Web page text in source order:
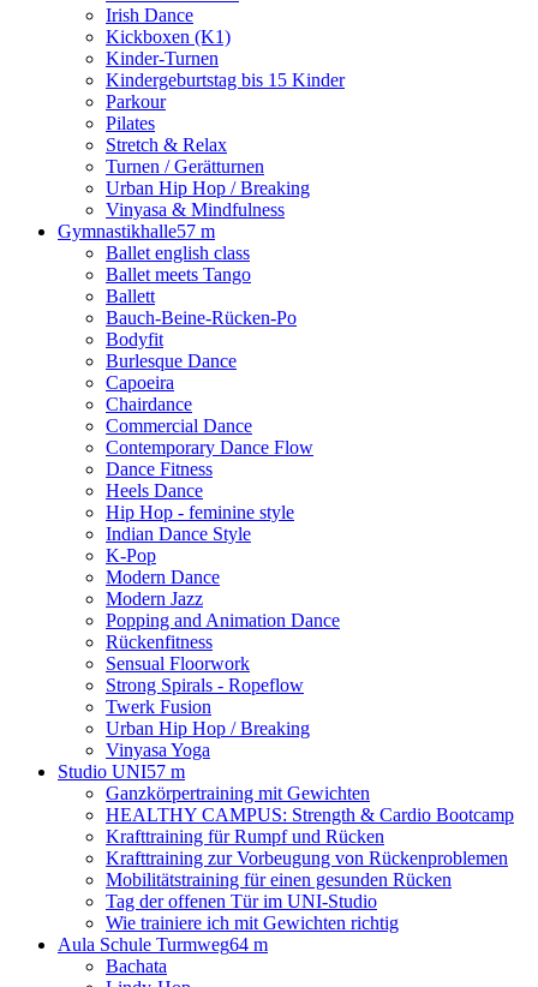
Irish Dance
Kickboxen (K1)
Kinder-Turnen
Kindergeburtstag bis 15 Kinder
Parkour
Pilates
Stretch & Relax
Turnen / Gerätturnen
Urban Hip Hop / Breaking
Vinyasa & Mindfulness
Gymnastikhalle57 m
Ballet english class
Ballet meets Tango
Ballett
Bauch-Beine-Rücken-Po
Bodyfit
Burlesque Dance
Capoeira
Chairdance
Commercial Dance
Contemporary Dance Flow
Dance Fitness
Heels Dance
Hip Hop - feminine style
Indian Dance Style
K-Pop
Modern Dance
Modern Jazz
Popping and Animation Dance
Rückenfitness
Sensual Floorwork
Strong Spirals - Ropeflow
Twerk Fusion
Urban Hip Hop / Breaking
Vinyasa Yoga
Studio UNI57 m
Ganzkörpertraining mit Gewichten
HEALTHY CAMPUS: Strength & Cardio Bootcamp
Krafttraining für Rumpf und Rücken
Krafttraining zur Vorbeugung von Rückenproblemen
Mobilitätstraining für einen gesunden Rücken
Tag der offenen Tür im UNI-Studio
Wie trainiere ich mit Gewichten richtig
Aula Schule Turmweg64 m
Bachata